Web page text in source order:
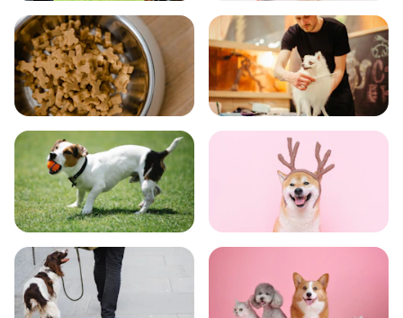
飼い方 健康
食事 お手入れ
トレーニング グッズ